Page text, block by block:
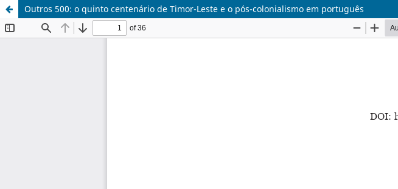
Outros 500: o quinto centenário de Timor-Leste e o pós-colonialismo em português